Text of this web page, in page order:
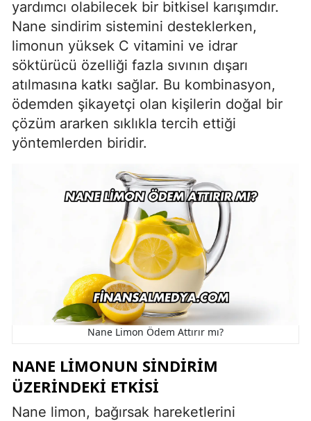
yardımcı olabilecek bir bitkisel karışımdır.
Nane sindirim sistemini desteklerken,
limonun yüksek C vitamini ve idrar
söktürücü özelliği fazla sıvının dışarı
atılmasına katkı sağlar. Bu kombinasyon,
ödemden şikayetçi olan kişilerin doğal bir
çözüm ararken sıklıkla tercih ettiği
yöntemlerden biridir.
Nane Limon Ödem Attırır mı?
NANE LIMONUN SINDIRIM
ÜZERINDEKI ETKISI
Nane limon, bağırsak hareketlerini